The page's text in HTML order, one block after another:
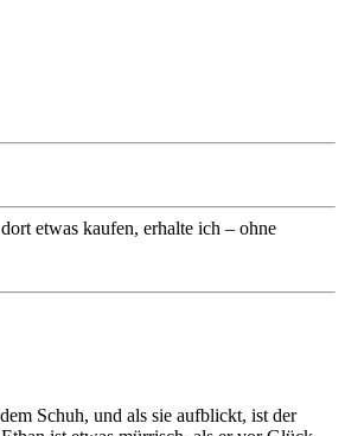
etwas kaufen, erhalte ich – ohne
Schuh, und als sie aufblickt, ist der